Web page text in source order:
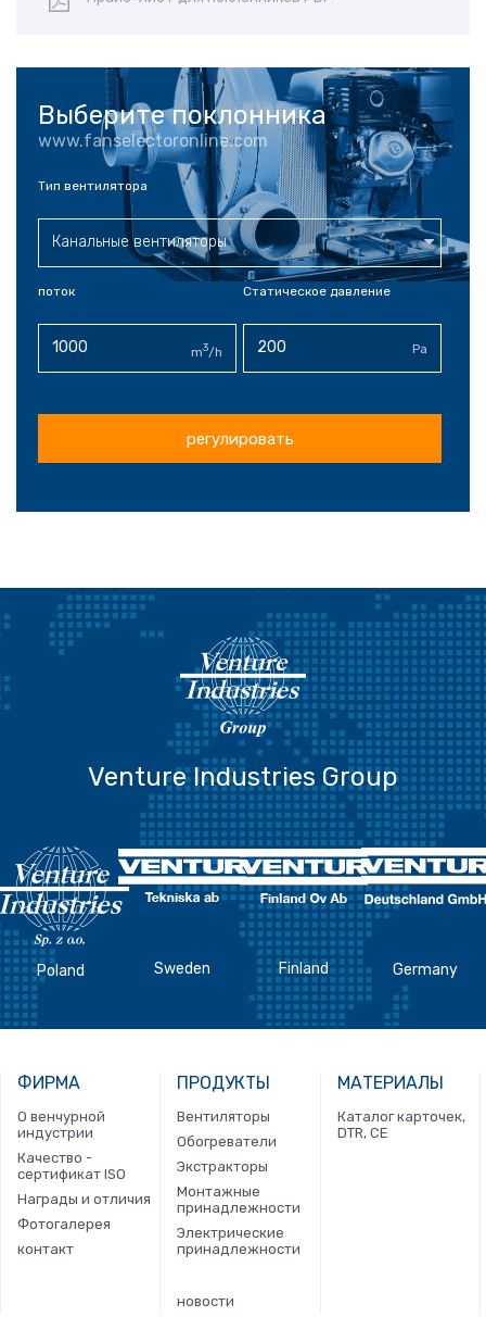
Выберите поклонника
www.fanselectoronline.com
Тип вентилятора
Канальные вентиляторы
поток
m3/h
Статическое давление
Pa
регулировать
Venture Industries Group
Poland Sweden Finland Germany
ФИРМА
О венчурной
индустрии
Качество -
сертификат ISO
Награды и отличия
Фотогалерея
контакт
ПРОДУКТЫ
Вентиляторы
Обогреватели
Экстракторы
Монтажные
принадлежности
Электрические
принадлежности
новости
МАТЕРИАЛЫ
Каталог карточек,
DTR, CE